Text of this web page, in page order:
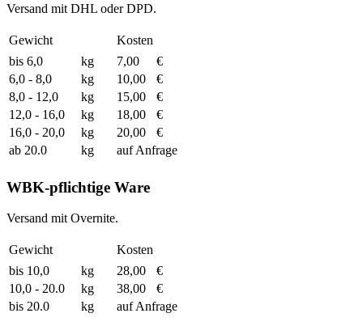
Versand mit DHL oder DPD.
Gewicht
Kosten
bis 6,0
kg 7,00
€
6,0 - 8,0
kg 10,00
€
8,0 - 12,0
kg 15,00
€
12,0 - 16,0
kg 18,00
€
16,0 - 20,0
kg 20,00
€
ab 20.0
kg auf Anfrage
WBK-pflichtige Ware
Versand mit Overnite.
Gewicht
Kosten
bis 10,0
kg 28,00
€
10,0 - 20.0
kg 38,00
€
bis 20.0
kg auf Anfrage